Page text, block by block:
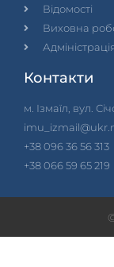
Відомості
Виховна
Контакти
м. Ізмаїл, вул.
+38 096 36 56 313
+38 066 59 65 219